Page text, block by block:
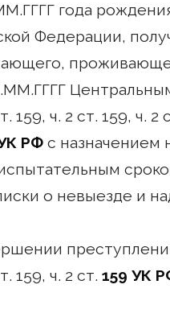
года
Федерации,
159, ч. 2 ст. 159, ч. 2
РФ с назначением
о невыезде и
159, ч. 2 ст. 159 УК